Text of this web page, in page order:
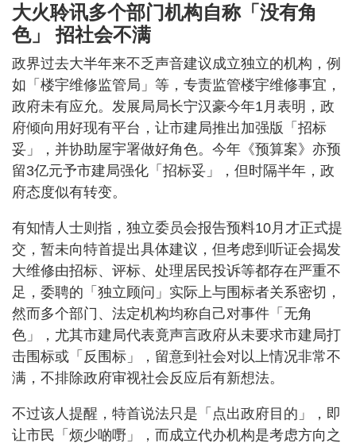
大火聆讯多个部门机构自称「没有角
色」 招社会不满
政界过去大半年来不乏声音建议成立独立的机构，例
如「楼宇维修监管局」等，专责监管楼宇维修事宜，
政府未有应允。发展局局长宁汉豪今年1月表明，政
府倾向用好现有平台，让市建局推出加强版「招标
妥」，并协助屋宇署做好角色。今年《预算案》亦预
留3亿元予市建局强化「招标妥」，但时隔半年，政
府态度似有转变。
有知情人士则指，独立委员会报告预料10月才正式提
交，暂未向特首提出具体建议，但考虑到听证会揭发
大维修由招标、评标、处理居民投诉等都存在严重不
足，委聘的「独立顾问」实际上与围标者关系密切，
然而多个部门、法定机构均称自己对事件「无角
色」，尤其市建局代表竟声言政府从未要求市建局打
击围标或「反围标」，留意到社会对以上情况非常不
满，不排除政府审视社会反应后有新想法。
不过该人提醒，特首说法只是「点出政府目的」，即
让市民「烦少啲嘢」，而成立代办机构是考虑方向之